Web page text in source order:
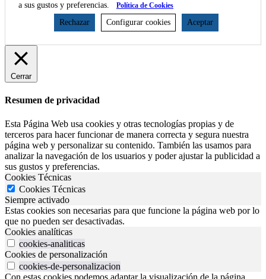
a sus gustos y preferencias.
Política de Cookies
Rechazar Configurar cookies Aceptar
Cerrar
Resumen de privacidad
Esta Página Web usa cookies y otras tecnologías propias y de
terceros para hacer funcionar de manera correcta y segura nuestra
página web y personalizar su contenido. También las usamos para
analizar la navegación de los usuarios y poder ajustar la publicidad a
sus gustos y preferencias.
Cookies Técnicas
Cookies Técnicas
Siempre activado
Estas cookies son necesarias para que funcione la página web por lo
que no pueden ser desactivadas.
Cookies analíticas
cookies-analiticas
Cookies de personalización
cookies-de-personalizacion
Con estas cookies podemos adaptar la visualización de la página